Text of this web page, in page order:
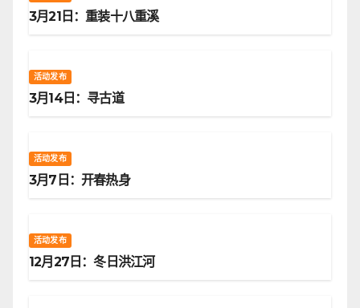
3月21日：重装十八重溪
活动发布
3月14日：寻古道
活动发布
3月7日：开春热身
活动发布
12月27日：冬日洪江河